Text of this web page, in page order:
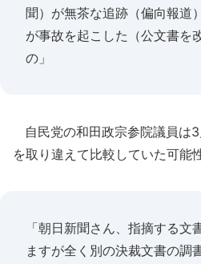
聞）が無茶な追跡（偏向報道
が事故を起こした（公文書を
の」
自民党の和田政宗参院議員は
を取り違えて比較していた可能
「朝日新聞さん、指摘する文
ますが全く別の決裁文書の調